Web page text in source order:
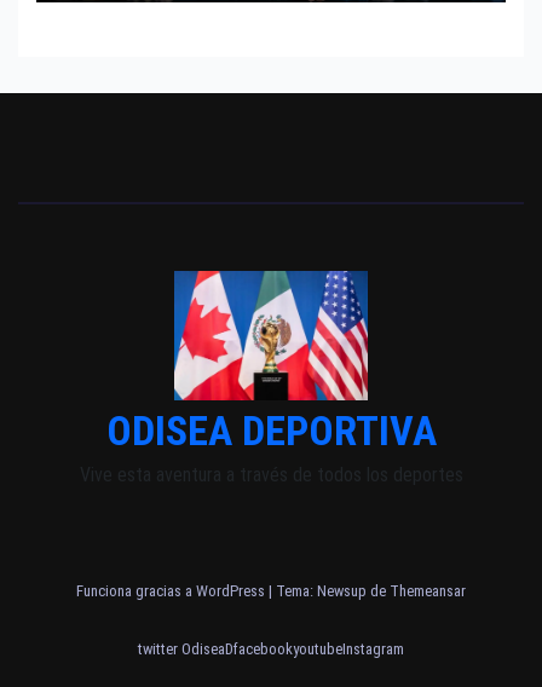
ODISEA DEPORTIVA
Vive esta aventura a través de todos los deportes
Funciona gracias a WordPress | Tema: Newsup de Themeansar
twitter OdiseaDfacebookyoutubeInstagram